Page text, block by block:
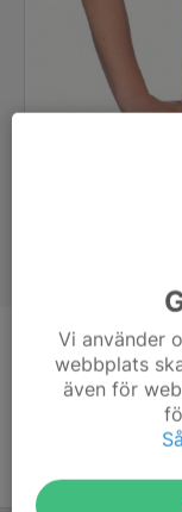
Position
Vi använder
webbplats
även för